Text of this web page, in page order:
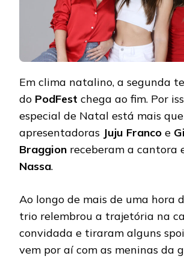
Em clima natalino, a segunda
do PodFest chega ao fim. Por
especial de Natal está mais
apresentadoras Juju Franco e
Braggion receberam a cantora
Nassa.
Ao longo de mais de uma hora
trio relembrou a trajetória na
convidada e tiraram alguns
vem por aí com as meninas da